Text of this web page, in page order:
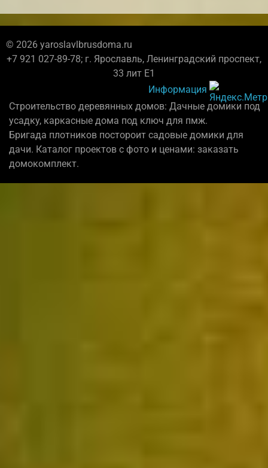
© 2026 yaroslavlbrusdoma.ru
+7 921 027-89-78; г. Ярославль, Ленинградский проспект,
33 лит Е1
Информация
Строительство деревянных домов: Дачные домики под
усадку, каркасные дома под ключ для пмж.
Бригада плотников постороит садовые домики для
дачи. Каталог проектов с фото и ценами: заказать
домокомплект.